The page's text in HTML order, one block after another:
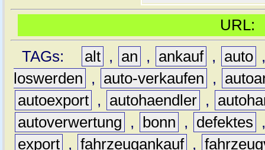
TAGs:
alt , an , ankauf , auto
loswerden
, auto-verkaufen ,
autoexport , autohaendler ,
autoverwertung
, bonn , defektes
export , fahrzeugankauf ,